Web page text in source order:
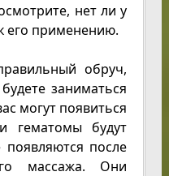
нет ли у
его применению.
обруч,
заниматься
могут появиться
гематомы будут
после
массажа. Они